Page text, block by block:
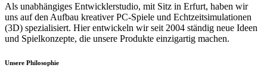
Als unabhängiges Entwicklerstudio, mit Sitz in Erfurt, haben wir
uns auf den Aufbau kreativer PC-Spiele und Echtzeitsimulationen
(3D) spezialisiert. Hier entwickeln wir seit 2004 ständig neue Ideen
und Spielkonzepte, die unsere Produkte einzigartig machen.
Unsere Philosophie